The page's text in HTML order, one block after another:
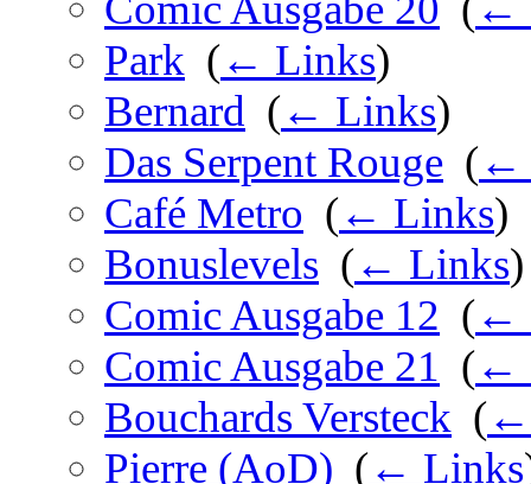
Park (← Links)
Bernard (← Links)
Das Serpent Rouge (←
Café Metro (← Links)
Bonuslevels (← Links)
Comic Ausgabe 12 (←
Comic Ausgabe 21 (←
Bouchards Versteck (←
Pierre (AoD) (← Links